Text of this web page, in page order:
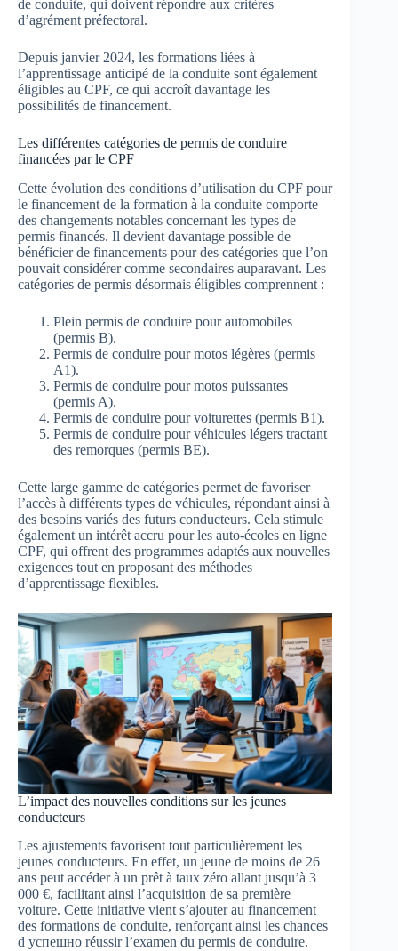
de conduite, qui doivent répondre aux critères
d’agrément préfectoral.
Depuis janvier 2024, les formations liées à
l’apprentissage anticipé de la conduite sont également
éligibles au CPF, ce qui accroît davantage les
possibilités de financement.
Les différentes catégories de permis de conduire
financées par le CPF
Cette évolution des conditions d’utilisation du CPF pour
le financement de la formation à la conduite comporte
des changements notables concernant les types de
permis financés. Il devient davantage possible de
bénéficier de financements pour des catégories que l’on
pouvait considérer comme secondaires auparavant. Les
catégories de permis désormais éligibles comprennent :
Plein permis de conduire pour automobiles
(permis B).
Permis de conduire pour motos légères (permis
A1).
Permis de conduire pour motos puissantes
(permis A).
Permis de conduire pour voiturettes (permis B1).
Permis de conduire pour véhicules légers tractant
des remorques (permis BE).
Cette large gamme de catégories permet de favoriser
l’accès à différents types de véhicules, répondant ainsi à
des besoins variés des futurs conducteurs. Cela stimule
également un intérêt accru pour les auto-écoles en ligne
CPF, qui offrent des programmes adaptés aux nouvelles
exigences tout en proposant des méthodes
d’apprentissage flexibles.
L’impact des nouvelles conditions sur les jeunes
conducteurs
Les ajustements favorisent tout particulièrement les
jeunes conducteurs. En effet, un jeune de moins de 26
ans peut accéder à un prêt à taux zéro allant jusqu’à 3
000 €, facilitant ainsi l’acquisition de sa première
voiture. Cette initiative vient s’ajouter au financement
des formations de conduite, renforçant ainsi les chances
d успешно réussir l’examen du permis de conduire.